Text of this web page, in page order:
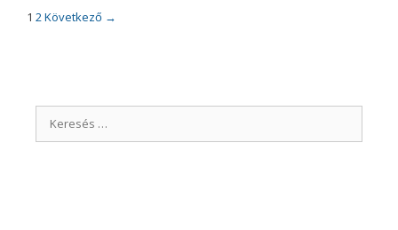
ó
r
B1 2Következő →
e